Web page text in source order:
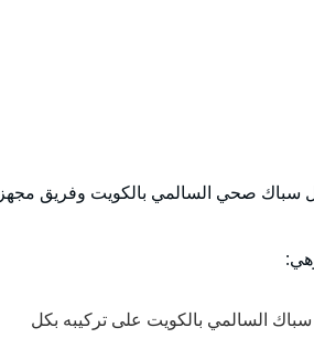
سباك صحي السالمي بالكويت وفريق مجهز
السالمي بالكويت على تركيبه بكل